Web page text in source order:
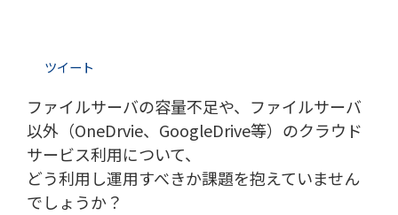
ツイート
ファイルサーバの容量不足や、ファイルサーバ
以外（OneDrvie、GoogleDrive等）のクラウド
サービス利用について、
どう利用し運用すべきか課題を抱えていません
でしょうか？